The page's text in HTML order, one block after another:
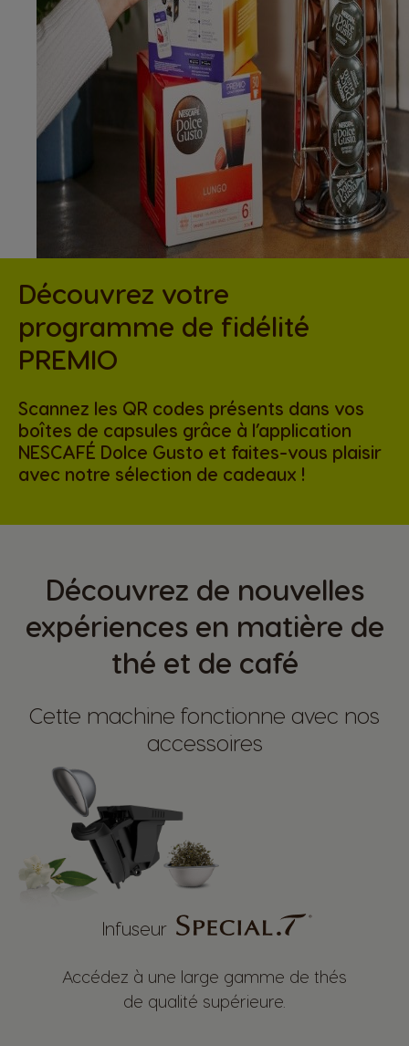
Découvrez votre
programme de fidélité
PREMIO
Scannez les QR codes présents dans vos
boîtes de capsules grâce à l’application
NESCAFÉ Dolce Gusto et faites-vous plaisir
avec notre sélection de cadeaux !
Découvrez de nouvelles
expériences en matière de
thé et de café
Cette machine fonctionne avec nos
accessoires
Infuseur
Accédez à une large gamme de thés
de qualité supérieure.